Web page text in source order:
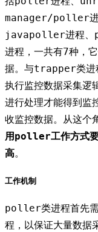
manager/poller进
javapoller进程
进程，一共有7种，
据。与trapper类进
执行监控数据采集逻
进行处理才能得到
收监控数据。从这个
用poller工作方式
高。
工作机制
poller类进程首先需
程，以保证大量数据